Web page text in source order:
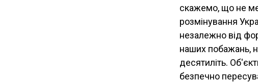
скажемо, що не
розмінування
незалежно від
наших побажань,
десятиліть.
безпечно